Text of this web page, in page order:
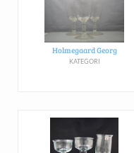
Holmegaard Georg
KATEGORI